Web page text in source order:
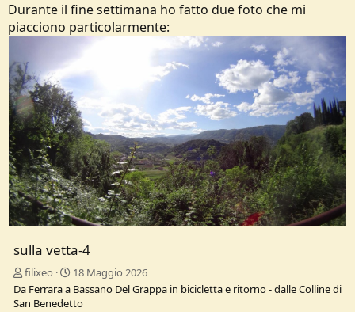
Durante il fine settimana ho fatto due foto che mi
piacciono particolarmente:
sulla vetta-4
filixeo
18 Maggio 2026
Da Ferrara a Bassano Del Grappa in bicicletta e ritorno - dalle Colline di
San Benedetto